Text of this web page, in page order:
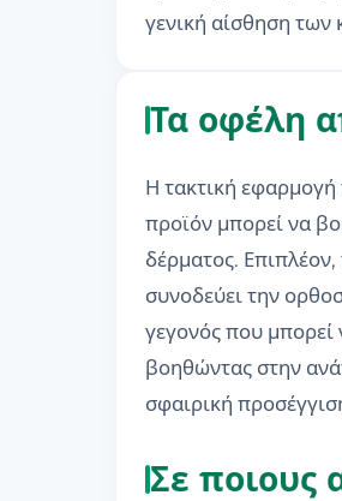
γενική αίσθηση των
Τα οφέλη
Η τακτική
προϊόν μπορεί να
δέρματος.
συνοδεύει την
γεγονός που μπορεί
βοηθώντας στην
σφαιρική
Σε ποιους